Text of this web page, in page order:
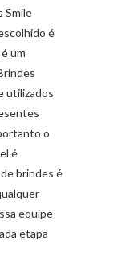
Smile
é
um
utilizados
o
é
brindes é
equipe
etapa